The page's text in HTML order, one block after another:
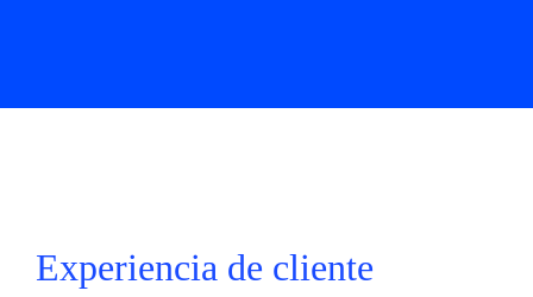
Experiencia de cliente